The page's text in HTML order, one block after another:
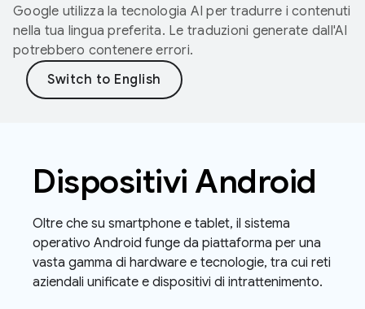
Google utilizza la tecnologia AI per tradurre i contenuti
nella tua lingua preferita. Le traduzioni generate dall'AI
potrebbero contenere errori.
Dispositivi Android
Oltre che su smartphone e tablet, il sistema
operativo Android funge da piattaforma per una
vasta gamma di hardware e tecnologie, tra cui reti
aziendali unificate e dispositivi di intrattenimento.